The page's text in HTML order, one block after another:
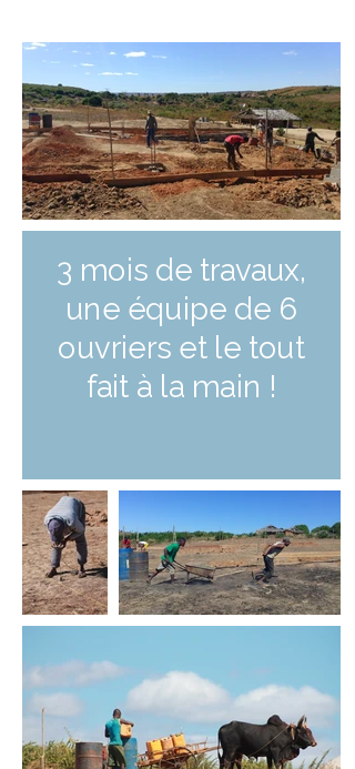
3 mois de travaux,
une équipe de 6
ouvriers et le tout
fait à la main !